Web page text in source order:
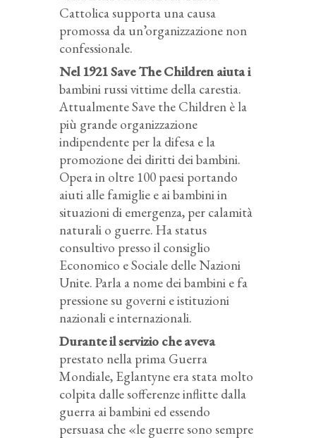
Cattolica supporta una causa
promossa da un’organizzazione non
confessionale.
Nel 1921 Save The Children aiuta i
bambini russi vittime della carestia.
Attualmente Save the Children è la
più grande organizzazione
indipendente per la difesa e la
promozione dei diritti dei bambini.
Opera in oltre 100 paesi portando
aiuti alle famiglie e ai bambini in
situazioni di emergenza, per calamità
naturali o guerre. Ha status
consultivo presso il consiglio
Economico e Sociale delle Nazioni
Unite. Parla a nome dei bambini e fa
pressione su governi e istituzioni
nazionali e internazionali.
Durante il servizio che aveva
prestato nella prima Guerra
Mondiale, Eglantyne era stata molto
colpita dalle sofferenze inflitte dalla
guerra ai bambini ed essendo
persuasa che «le guerre sono sempre